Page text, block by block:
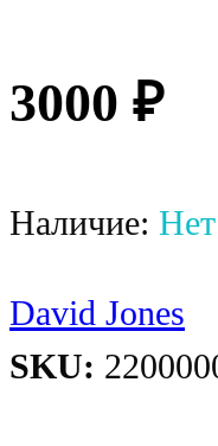
3000 ₽
Наличие:
David Jones
SKU: